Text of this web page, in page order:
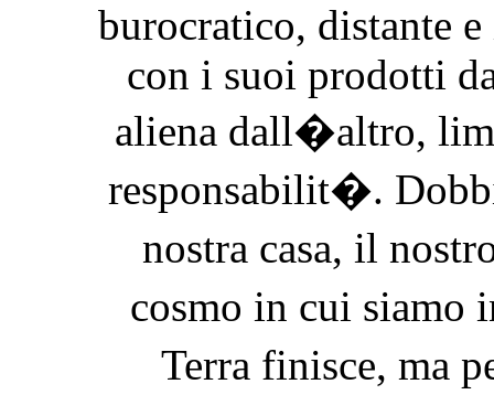
burocratico, distante
con i suoi prodotti
aliena dall�altro,
responsabilit�.
nostra casa, il
cosmo in cui
Terra finisce, ma